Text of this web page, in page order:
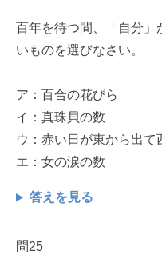
百年を待つ間、「自分」
いものを選びなさい。
ア：百合の花びら
イ：真珠貝の数
ウ：赤い日が東から出て
エ：女の涙の数
答えを見る
問25